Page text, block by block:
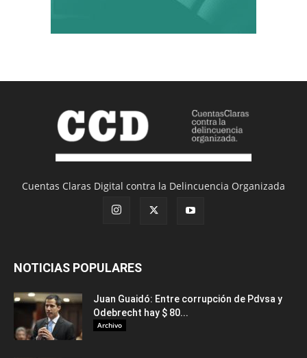
Cuentas Claras Digital contra la Delincuencia Organizada
NOTICIAS POPULARES
Juan Guaidó: Entre corrupción de Pdvsa y
Odebrecht hay $ 80...
Archivo